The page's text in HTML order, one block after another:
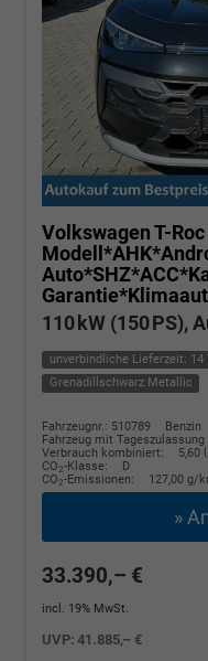
Volkswagen T-Roc
110 kW (150 PS),
unverbindliche Lieferzeit: 14
Grenadillschwarz Metallic
Fahrzeugnr.: 510789
Benzin
Fahrzeug mit Tageszulassung
Verbrauch kombiniert:
5,60
CO2-Klasse:
D
CO2-Emissionen: 127,00 g/
»
33.390,– €
incl. 19% MwSt.
UVP:41.885,– €